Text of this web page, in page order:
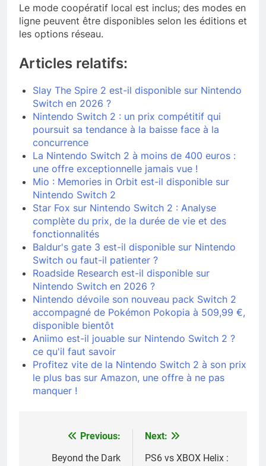
Le mode coopératif local est inclus; des modes en
ligne peuvent être disponibles selon les éditions et
les options réseau.
Articles relatifs:
Slay The Spire 2 est-il disponible sur Nintendo
Switch en 2026 ?
Nintendo Switch 2 : un prix compétitif qui
poursuit sa tendance à la baisse face à la
concurrence
La Nintendo Switch 2 à moins de 400 euros :
une offre exceptionnelle jamais vue !
Mio : Memories in Orbit est-il disponible sur
Nintendo Switch 2
Star Fox sur Nintendo Switch 2 : Analyse
complète du prix, de la durée de vie et des
fonctionnalités
Baldur's gate 3 est-il disponible sur Nintendo
Switch ou faut-il patienter ?
Roadside Research est-il disponible sur
Nintendo Switch en 2026 ?
Nintendo dévoile son nouveau pack Switch 2
accompagné de Pokémon Pokopia à 509,99 €,
disponible bientôt
Aniimo est-il jouable sur Nintendo Switch 2 ?
ce qu'il faut savoir
Profitez vite de la Nintendo Switch 2 à son prix
le plus bas sur Amazon, une offre à ne pas
manquer !
NavigationPrevious:
Beyond the Dark
Next:
PS6 vs XBOX Helix :